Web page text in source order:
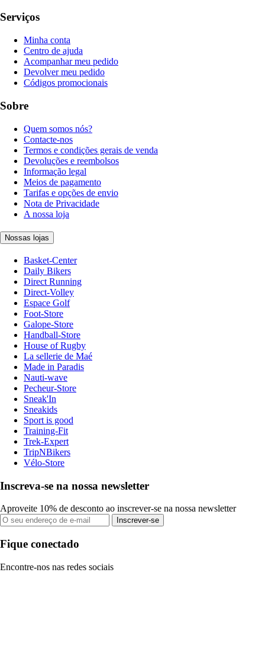
Serviços
Minha conta
Centro de ajuda
Acompanhar meu pedido
Devolver meu pedido
Códigos promocionais
Sobre
Quem somos nós?
Contacte-nos
Termos e condições gerais de venda
Devoluções e reembolsos
Informação legal
Meios de pagamento
Tarifas e opções de envio
Nota de Privacidade
A nossa loja
Nossas lojas
Basket-Center
Daily Bikers
Direct Running
Direct-Volley
Espace Golf
Foot-Store
Galope-Store
Handball-Store
House of Rugby
La sellerie de Maé
Made in Paradis
Nauti-wave
Pecheur-Store
Sneak'In
Sneakids
Sport is good
Training-Fit
Trek-Expert
TripNBikers
Vélo-Store
Inscreva-se na nossa newsletter
Aproveite 10% de desconto ao inscrever-se na nossa newsletter
Inscrever-se
Fique conectado
Encontre-nos nas redes sociais